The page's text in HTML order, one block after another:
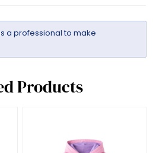
a professional to make
Products